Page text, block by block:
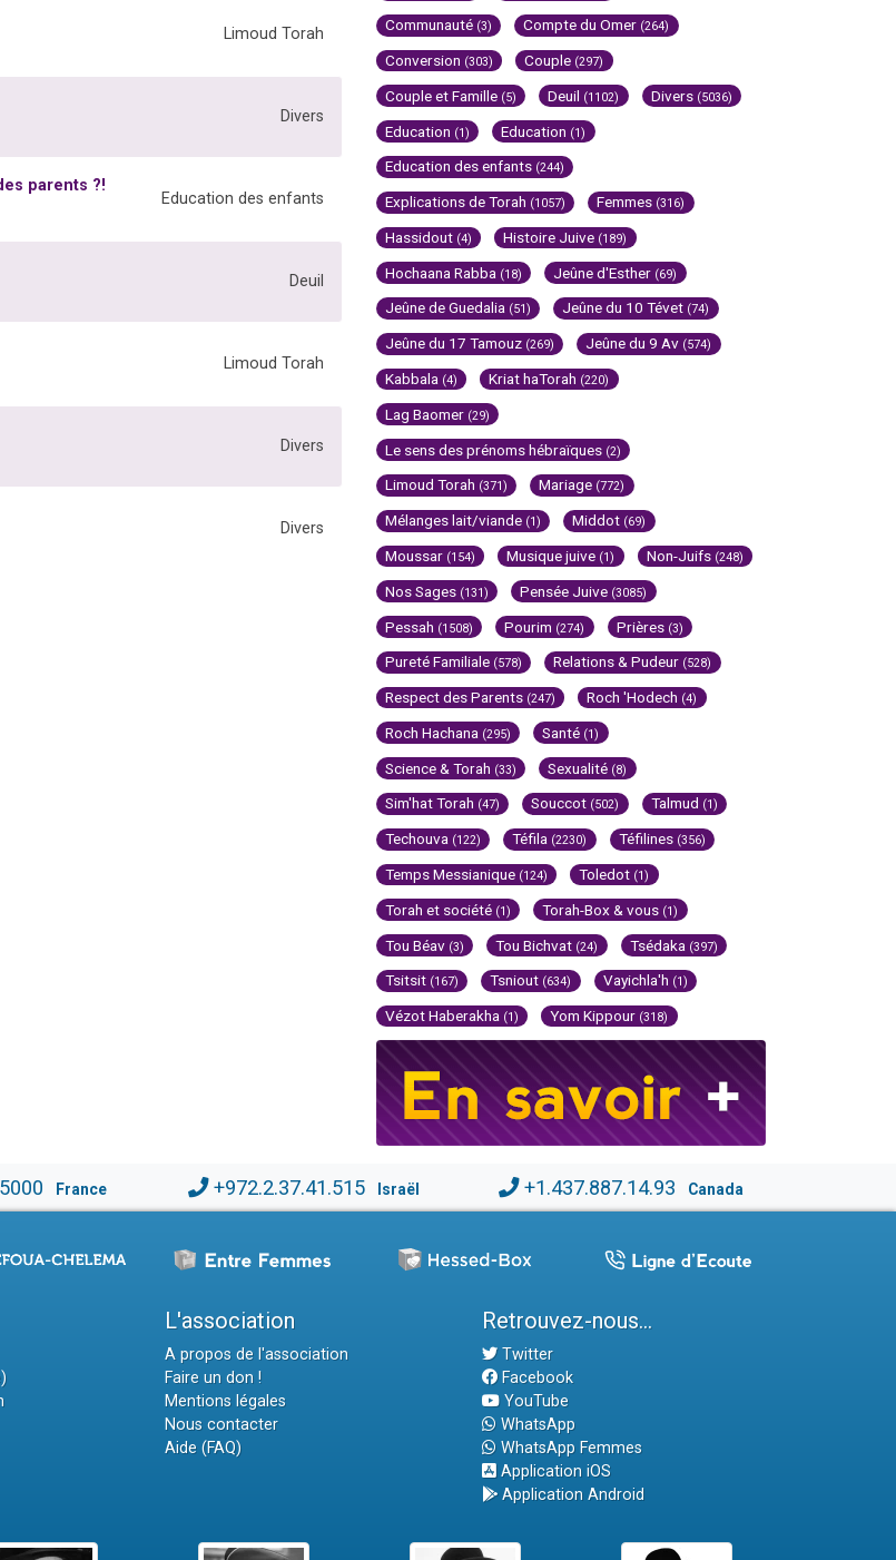
Limoud Torah
Divers
parents ?!
Education des enfants
Deuil
Limoud Torah
Divers
Divers
Communauté (3) Compte du Omer (264)
Conversion (303) Couple (297)
Couple et Famille (5) Deuil (1102) Divers (5036)
Education (1) Education (1)
Education des enfants (244)
Explications de Torah (1057) Femmes (316)
Hassidout (4) Histoire Juive (189)
Hochaana Rabba (18) Jeûne d'Esther (69)
Jeûne de Guedalia (51) Jeûne du 10 Tévet (74)
Jeûne du 17 Tamouz (269) Jeûne du 9 Av (574)
Kabbala (4) Kriat haTorah (220)
Lag Baomer (29)
Le sens des prénoms hébraïques (2)
Limoud Torah (371) Mariage (772)
Mélanges lait/viande (1) Middot (69)
Moussar (154) Musique juive (1) Non-Juifs (248)
Nos Sages (131) Pensée Juive (3085)
Pessah (1508) Pourim (274) Prières (3)
Pureté Familiale (578) Relations & Pudeur (528)
Respect des Parents (247) Roch 'Hodech (4)
Roch Hachana (295) Santé (1)
Science & Torah (33) Sexualité (8)
Sim'hat Torah (47) Souccot (502) Talmud (1)
Techouva (122) Téfila (2230) Téfilines (356)
Temps Messianique (124) Toledot (1)
Torah et société (1) Torah-Box & vous (1)
Tou Béav (3) Tou Bichvat (24) Tsédaka (397)
Tsitsit (167) Tsniout (634) Vayichla'h (1)
Vézot Haberakha (1) Yom Kippour (318)
France +972.2.37.41.515 Israël +1.437.887.14.93 Canada
L'association
A propos de l'association
Faire un don !
Mentions légales
Nous contacter
Aide (FAQ)
Retrouvez-nous...
Twitter
Facebook
YouTube
WhatsApp
WhatsApp Femmes
Application iOS
Application Android